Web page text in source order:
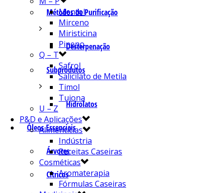
Métodos de Purificação
Desterpenação
Subprodutos
Hidrolatos
Óleos Essenciais
Árvores
Cítricos
Mentol
Mirceno
Miristicina
Pineno
Q – T
Safrol
Salicilato de Metila
Timol
Tujona
U – Z
P&D e Aplicações
Alimentícias
Indústria
Receitas Caseiras
Cosméticas
Aromaterapia
Fórmulas Caseiras